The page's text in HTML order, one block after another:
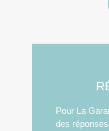
Pour La
des